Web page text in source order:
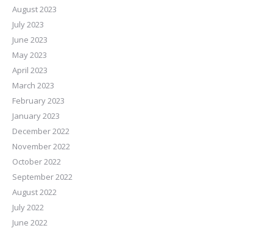
August 2023
July 2023
June 2023
May 2023
April 2023
March 2023
February 2023
January 2023
December 2022
November 2022
October 2022
September 2022
August 2022
July 2022
June 2022